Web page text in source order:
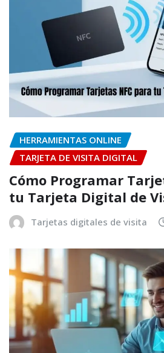
HERRAMIENTAS ONLINE
TARJETA DE VISITA DIGITAL
Cómo Programar
tu Tarjeta Digital de
Tarjetas digitales de visita